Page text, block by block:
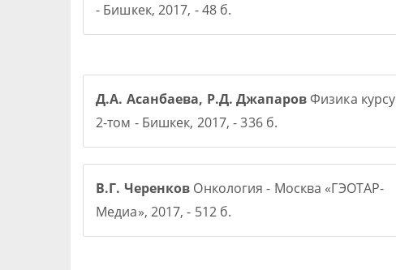
- Бишкек, 2017, - 48 б.
Д.А. Асанбаева, Р.Д. ДжапаровФизика курсу
2-том - Бишкек, 2017, - 336 б.
В.Г. Черенков Онкология - Москва «ГЭОТАР-
Медиа», 2017, - 512 б.